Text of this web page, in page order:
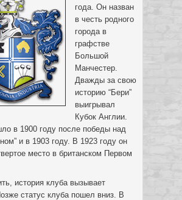
года. Он назван
в честь родного
города в
графстве
Большой
Манчестер.
Дважды за свою
историю “Бери”
выигрывал
Кубок Англии.
в 1900 году после победы над
и в 1903 году. В 1923 году он
место в британском Первом
история клуба вызывает
статус клуба пошел вниз. В